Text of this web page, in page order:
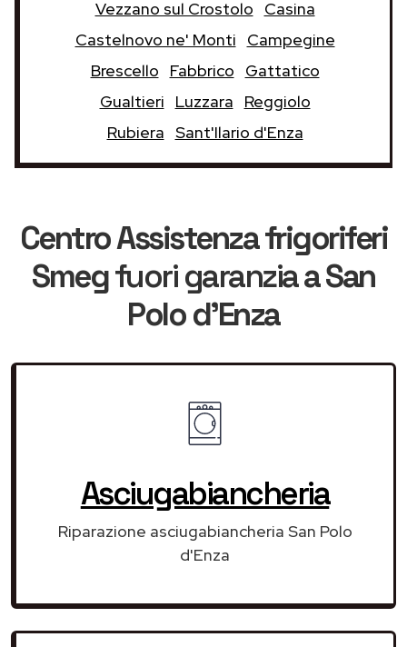
Vezzano sul Crostolo
Casina
Castelnovo ne' Monti
Campegine
Brescello
Fabbrico
Gattatico
Gualtieri
Luzzara
Reggiolo
Rubiera Sant'Ilario d'Enza
Centro Assistenza frigoriferi
Smegfuori garanziaa San
Polo d'Enza
Asciugabiancheria
Riparazione asciugabiancheria San Polo
d'Enza